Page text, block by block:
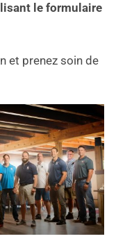
le formulaire
et prenez soin de